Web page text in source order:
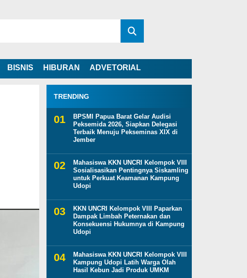
BISNIS HIBURAN ADVETORIAL
TRENDING
BPSMI Papua Barat Gelar Audisi
Peksemida 2026, Siapkan Delegasi
Terbaik Menuju Pekseminas XIX di
Jember
Mahasiswa KKN UNCRI Kelompok VIII
Sosialisasikan Pentingnya Siskamling
untuk Perkuat Keamanan Kampung
Udopi
KKN UNCRI Kelompok VIII Paparkan
Dampak Limbah Peternakan dan
Konsekuensi Hukumnya di Kampung
Udopi
Mahasiswa KKN UNCRI Kelompok VIII
Kampung Udopi Latih Warga Olah
Hasil Kebun Jadi Produk UMKM